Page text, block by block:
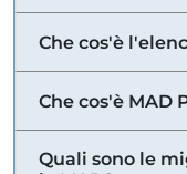
Che cos'è
Che cos'è MAD
Quali sono le